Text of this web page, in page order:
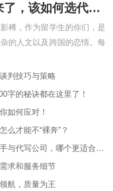
考试周，作业季又来了，该如何选代写？便宜的代写、代考会有哪些问题？
稀，作为留学生的你们，是
的人文以及跨国的恋情。每
判技巧与策略
字的秘诀都在这里了！
如何应对！
么才能不“裸奔”？
代写公司，哪个更适合你？
求和服务细节
航，质量为王